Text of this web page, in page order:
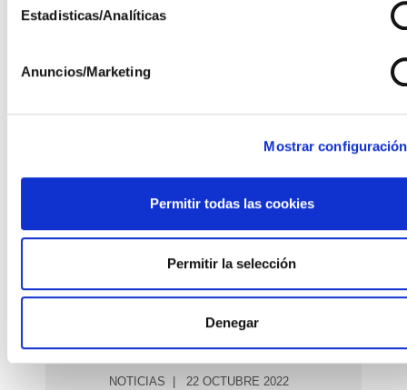
Estadisticas/Analíticas
Anuncios/Marketing
Mostrar configuración
Permitir todas las cookies
Permitir la selección
Denegar
se ha celebrado de forma
compartido detalles del pro...
REUNIÓN DE
PROYECTO INDAGA
SOLAR
NOTICIAS 22 OCTUBRE 2022